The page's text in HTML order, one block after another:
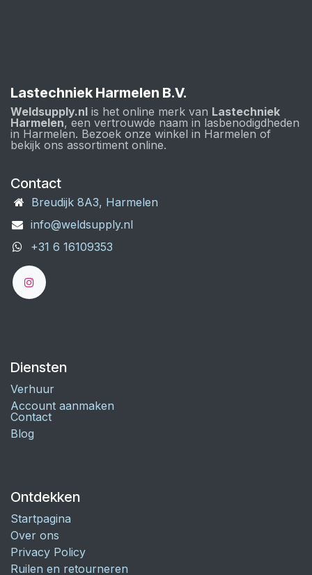
Lastechniek Harmelen B.V.
Weldsupply.nl is het online merk van Lastechniek
Harmelen, een vertrouwde naam in lasbenodigdheden
in Harmelen. Bezoek onze winkel in Harmelen of
bekijk ons assortiment online.
Contact
Breudijk 8A3, Harmelen
info@weldsupply.nl
+31 6 16109353
Diensten
Verhuur
Account aanmaken
Contact
Blog
Ontdekken
Startpagina
Over ons
Privacy Policy
Ruilen en retourneren